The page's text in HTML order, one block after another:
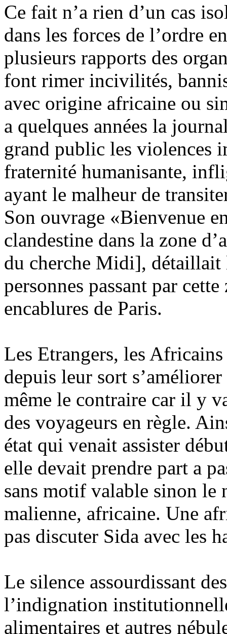
Ce fait n’a rien d’un cas
dans les forces de l’ordre
plusieurs rapports des
font rimer incivilités,
avec origine africaine ou
a quelques années la
grand public les violences
fraternité humanisante,
ayant le malheur de
Son ouvrage «Bienvenue
clandestine dans la zone
du cherche Midi],
personnes passant par
encablures de Paris.
Les Etrangers, les
depuis leur sort
même le contraire car il y
des voyageurs en règle.
état qui venait assister
elle devait prendre part a
sans motif valable sinon le
malienne, africaine. Une
pas discuter Sida avec les
Le silence assourdissant
l’indignation
alimentaires et autres